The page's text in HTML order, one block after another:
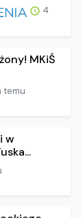
4
MKiŚ
temu
w